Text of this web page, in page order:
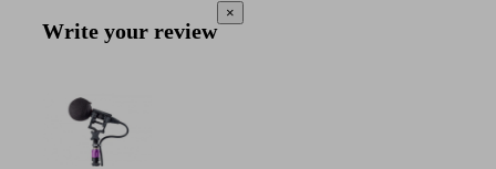
Write your review
×